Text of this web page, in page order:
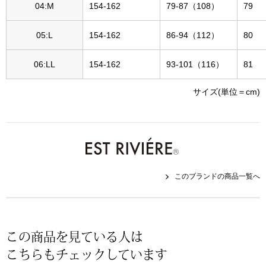
ーブルウェア
ファッション
帽子
手袋
04:M 154-162 79-87（108） 79
05:L 154-162 86-94（112） 80
06:LL 154-162 93-101（116） 81
サイズ(単位＝cm)
このブランドの商品一覧へ
この商品を見ている人は
こちらもチェックしています